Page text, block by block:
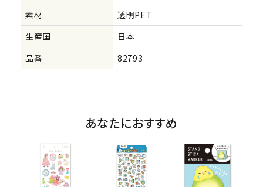
素材
透明PET
生産国
日本
品番
82793
あなたにおすすめ